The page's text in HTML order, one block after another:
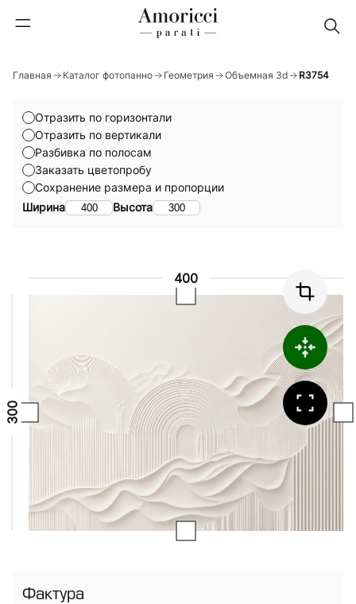
Главная Каталог фотопанно Геометрия Объемная 3d R3754
Ширина Высота
Сохранение размера и пропорции
Отразить по горизонтали
Отразить по вертикали
Разбивка по полосам
Заказать цветопробу
Фактура